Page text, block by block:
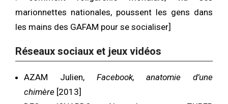
marionnettes nationales, poussent les gens dans
les mains des GAFAM pour se socialiser]
Réseaux sociaux et jeux vidéos
AZAM Julien, Facebook, anatomie d’une
chimère [2013]